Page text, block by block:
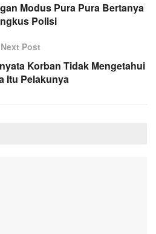
Modus Pura Pura Bertanya
Polisi
Next Post
Korban Tidak Mengetahui
Itu Pelakunya